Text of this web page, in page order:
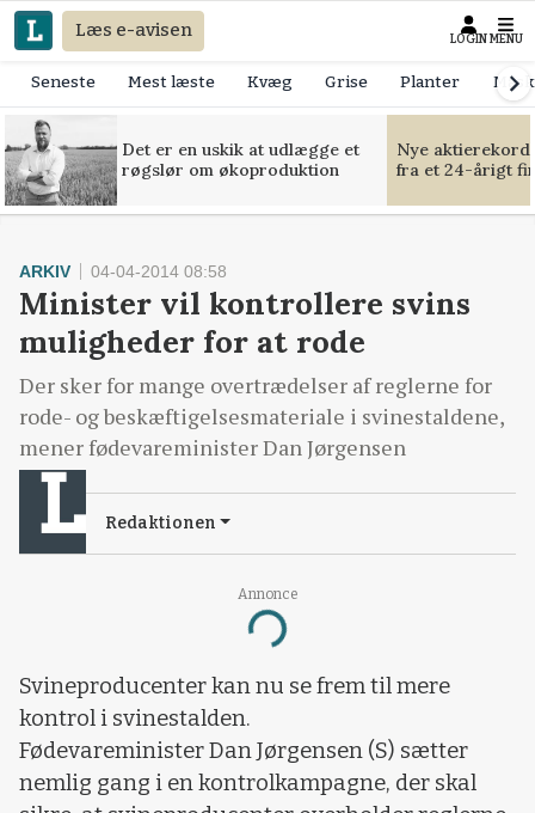
Læs e-avisen LOGIN MENU
Seneste Mest læste Kvæg Grise Planter
Det er en uskik at udlægge et
røgslør om økoproduktion
Nye
fra et 24-årigt
Annonce
Loading...
ARKIV 04-04-2014 08:58
Minister vil kontrollere svins
muligheder for at rode
Der sker for mange overtrædelser af reglerne for
rode- og beskæftigelsesmateriale i svinestaldene,
mener fødevareminister Dan Jørgensen
Redaktionen
Svineproducenter kan nu se frem til mere
kontrol i svinestalden.
Fødevareminister Dan Jørgensen (S) sætter
nemlig gang i en kontrolkampagne, der skal